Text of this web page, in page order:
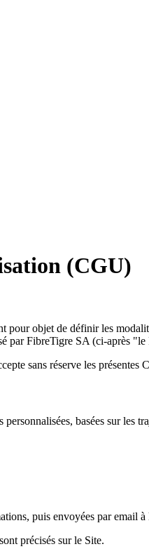
(CGU)
objet de définir les
par FibreTigre SA (ci-après "le
sans réserve les présentes
basées sur
puis envoyées par email à
précisés sur le Site.